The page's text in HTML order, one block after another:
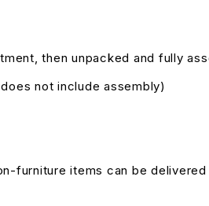
then unpacked and fully
not include assembly)
furniture items can be